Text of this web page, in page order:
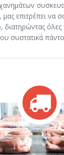
μας επιτρέπει να
όλες
συστατικά